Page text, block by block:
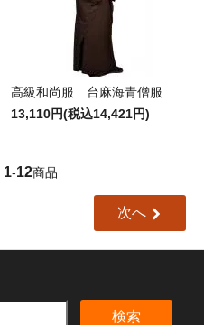
高級和尚服 台麻海青僧服
13,110円(税込14,421円)
1-12商品
次へ
検索